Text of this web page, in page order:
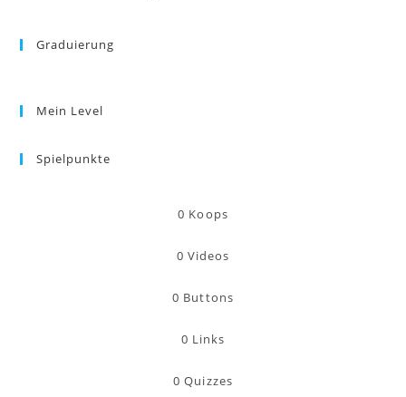
Graduierung
Mein Level
Spielpunkte
0 Koops
0 Videos
0 Buttons
0 Links
0 Quizzes